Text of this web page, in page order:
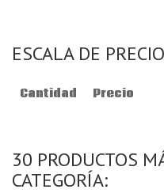
ESCALA DE
Cantidad Precio
30 PRODUCTOS
CATEGORÍA: